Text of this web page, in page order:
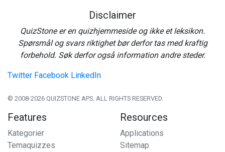
Disclaimer
QuizStone er en quizhjemmeside og ikke et leksikon.
Spørsmål og svars riktighet bør derfor tas med kraftig
forbehold. Søk derfor også information andre steder.
Twitter Facebook LinkedIn
© 2008-2026 QUIZSTONE APS. ALL RIGHTS RESERVED.
Features
Kategorier
Temaquizzes
Resources
Applications
Sitemap